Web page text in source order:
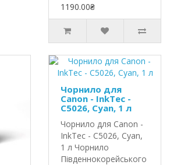
1190.00₴
Чорнило для
Canon - InkTec -
C5026, Cyan, 1 л
Чорнило для Canon -
InkTec - C5026, Cyan,
1 л Чорнило
Південнокорейського